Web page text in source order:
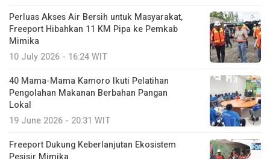
Perluas Akses Air Bersih untuk Masyarakat,
Freeport Hibahkan 11 KM Pipa ke Pemkab
Mimika
10 July 2026 - 16:24 WIT
40 Mama-Mama Kamoro Ikuti Pelatihan
Pengolahan Makanan Berbahan Pangan
Lokal
19 June 2026 - 20:31 WIT
Freeport Dukung Keberlanjutan Ekosistem